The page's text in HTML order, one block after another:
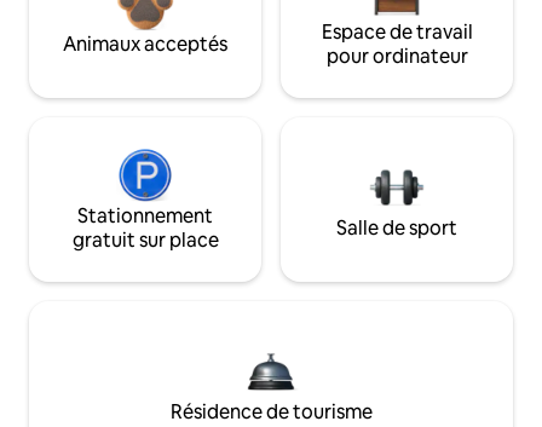
Animaux acceptés
Espace de travail
pour ordinateur
Stationnement
gratuit sur place
Salle de sport
Résidence de tourisme